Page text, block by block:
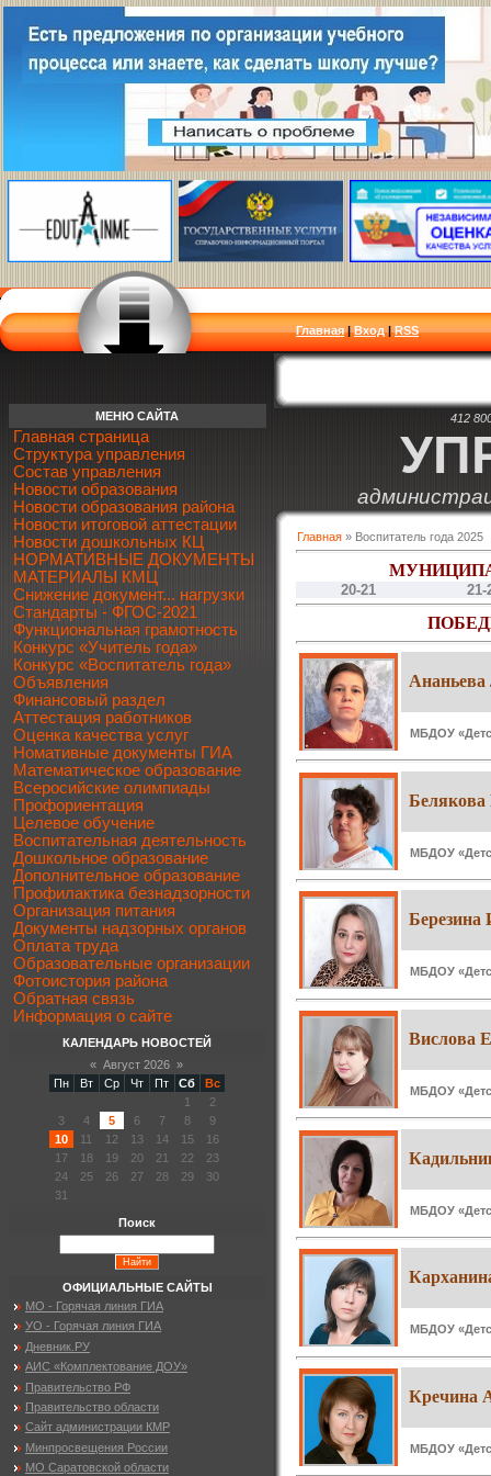
Главная |Вход|RSS
412
Главная » Воспитатель года 2025
20-21 21-
МБДОУ
МБДОУ
Березина
МБДОУ
Вислова
МБДОУ
МБДОУ
МБДОУ
Кречина
МБДОУ
МЕНЮ САЙТА
Главная страница
Структура управления
Состав управления
Новости образования
Новости образования района
Новости итоговой аттестации
Новости дошкольных КЦ
НОРМАТИВНЫЕ ДОКУМЕНТЫ
МАТЕРИАЛЫ КМЦ
Снижение документ... нагрузки
Стандарты - ФГОС-2021
Функциональная грамотность
Конкурс «Учитель года»
Конкурс «Воспитатель года»
Объявления
Финансовый раздел
Аттестация работников
Оценка качества услуг
Номативные документы ГИА
Математическое образование
Всеросийские олимпиады
Профориентация
Целевое обучение
Воспитательная деятельность
Дошкольное образование
Дополнительное образование
Профилактика безнадзорности
Организация питания
Документы надзорных органов
Оплата труда
Образовательные организации
Фотоистория района
Обратная связь
Информация о сайте
КАЛЕНДАРЬ НОВОСТЕЙ
« Август 2026 »
Пн
Вт Ср Чт Пт Сб
Вс
1
2
3
4 5 6 7 8
9
10
11 12 13 14 15
16
17
18 19 20 21 22
23
24
25 26 27 28 29
30
31
Поиск
ОФИЦИАЛЬНЫЕ САЙТЫ
МО - Горячая линия ГИА
УО - Горячая линия ГИА
Дневник.РУ
АИС «Комплектование ДОУ»
Правительство РФ
Правительство области
Сайт администрации КМР
Минпросвещения России
МО Саратовской области